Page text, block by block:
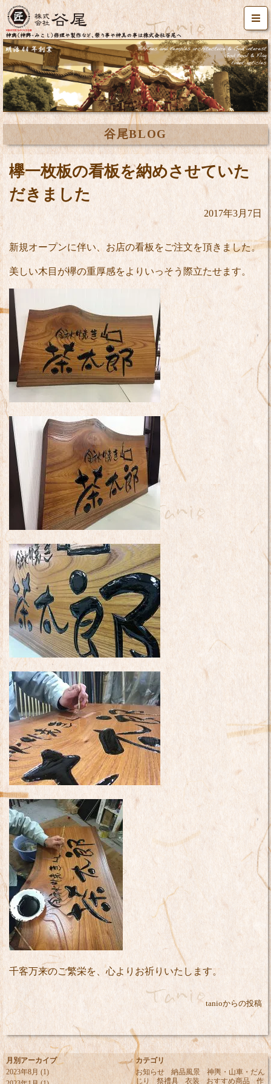
谷尾BLOG
欅一枚板の看板を納めさせていた
だきました
2017年3月7日
新規オープンに伴い、お店の看板をご注文を頂きました。
美しい木目が欅の重厚感をよりいっそう際立たせます。
千客万来のご繁栄を、心よりお祈りいたします。
tanioからの投稿
月別アーカイブ
2023年8月 (1)
カテゴリ
お知らせ
納品風景
神輿・山車・だん
じり
祭禮具 衣装 おすすめ商品 作